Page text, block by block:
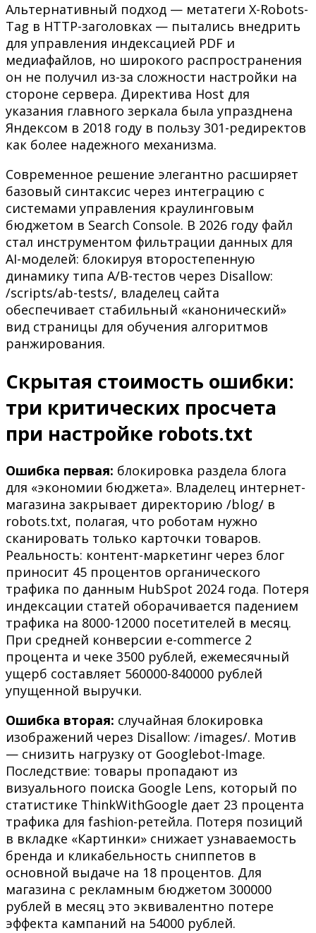
Альтернативный подход — метатеги X-Robots-
Tag в HTTP-заголовках — пытались внедрить
для управления индексацией PDF и
медиафайлов, но широкого распространения
он не получил из-за сложности настройки на
стороне сервера. Директива Host для
указания главного зеркала была упразднена
Яндексом в 2018 году в пользу 301-редиректов
как более надежного механизма.
Современное решение элегантно расширяет
базовый синтаксис через интеграцию с
системами управления краулинговым
бюджетом в Search Console. В 2026 году файл
стал инструментом фильтрации данных для
AI-моделей: блокируя второстепенную
динамику типа A/B-тестов через Disallow:
/scripts/ab-tests/, владелец сайта
обеспечивает стабильный «канонический»
вид страницы для обучения алгоритмов
ранжирования.
Скрытая стоимость ошибки:
три критических просчета
при настройке robots.txt
Ошибка первая: блокировка раздела блога
для «экономии бюджета». Владелец интернет-
магазина закрывает директорию /blog/ в
robots.txt, полагая, что роботам нужно
сканировать только карточки товаров.
Реальность: контент-маркетинг через блог
приносит 45 процентов органического
трафика по данным HubSpot 2024 года. Потеря
индексации статей оборачивается падением
трафика на 8000-12000 посетителей в месяц.
При средней конверсии e-commerce 2
процента и чеке 3500 рублей, ежемесячный
ущерб составляет 560000-840000 рублей
упущенной выручки.
Ошибка вторая: случайная блокировка
изображений через Disallow: /images/. Мотив
— снизить нагрузку от Googlebot-Image.
Последствие: товары пропадают из
визуального поиска Google Lens, который по
статистике ThinkWithGoogle дает 23 процента
трафика для fashion-ретейла. Потеря позиций
в вкладке «Картинки» снижает узнаваемость
бренда и кликабельность сниппетов в
основной выдаче на 18 процентов. Для
магазина с рекламным бюджетом 300000
рублей в месяц это эквивалентно потере
эффекта кампаний на 54000 рублей.